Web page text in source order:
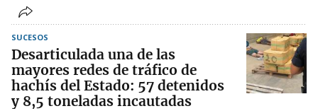
SUCESOS
Desarticulada una de las
mayores redes de tráfico de
hachís del Estado: 57 detenidos
y 8,5 toneladas incautadas